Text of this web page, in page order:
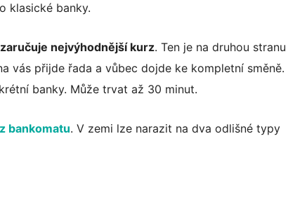
klasické banky.
nejvýhodnější kurz. Ten je na druhou stranu
vás přijde řada a vůbec dojde ke kompletní směně.
banky. Může trvat až 30 minut.
bankomatu. V zemi lze narazit na dva odlišné typy